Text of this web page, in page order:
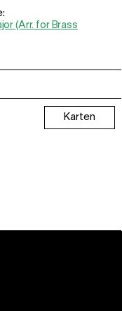
(Arr. for Brass
Karten